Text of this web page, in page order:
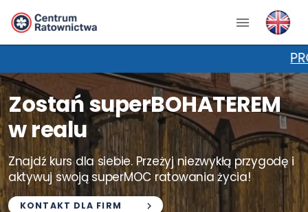
Zostań superBOHATEREM
w realu
Znajdź kurs dla siebie. Przeżyj niezwykłą przygodę i
aktywuj swoją superMOC ratowania życia!
KONTAKT DLA FIRM